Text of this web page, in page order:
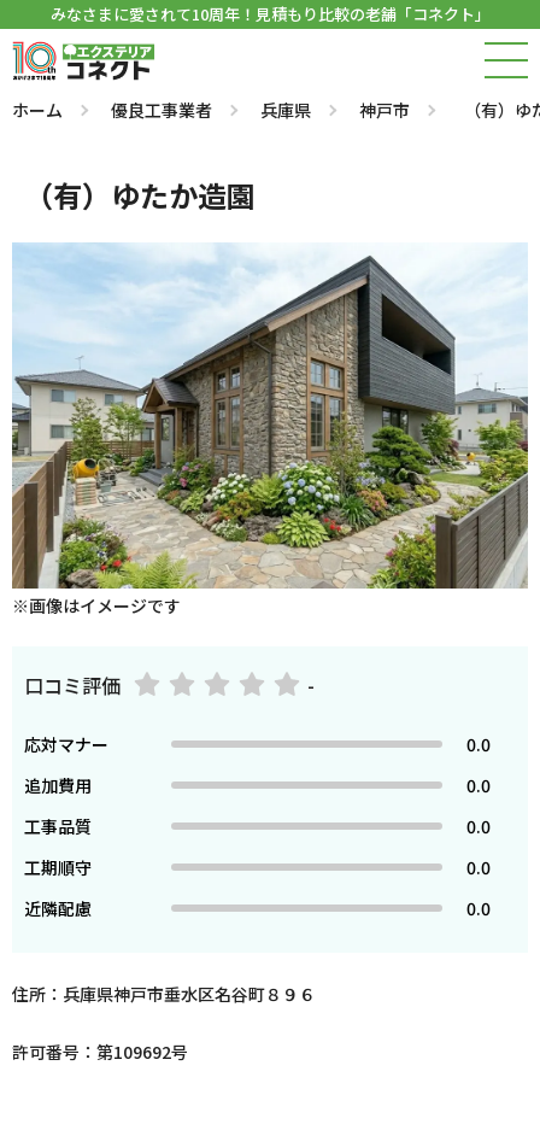
みなさまに愛されて10周年！見積もり比較の老舗「コネクト」
ホーム 優良工事業者 兵庫県 神戸市 （有）
（有）ゆたか造園
※画像はイメージです
口コミ評価 -
応対マナー
0.0
追加費用
0.0
工事品質
0.0
工期順守
0.0
近隣配慮
0.0
住所：兵庫県神戸市垂水区名谷町８９６
許可番号：第109692号